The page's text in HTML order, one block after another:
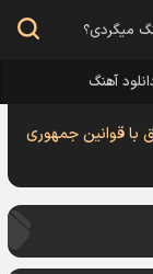
آهنگ
با قوانین جمهوری